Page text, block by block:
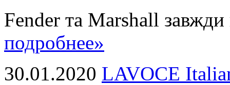
Fender та Marshall завжди
подробнее»
30.01.2020 LAVOCE